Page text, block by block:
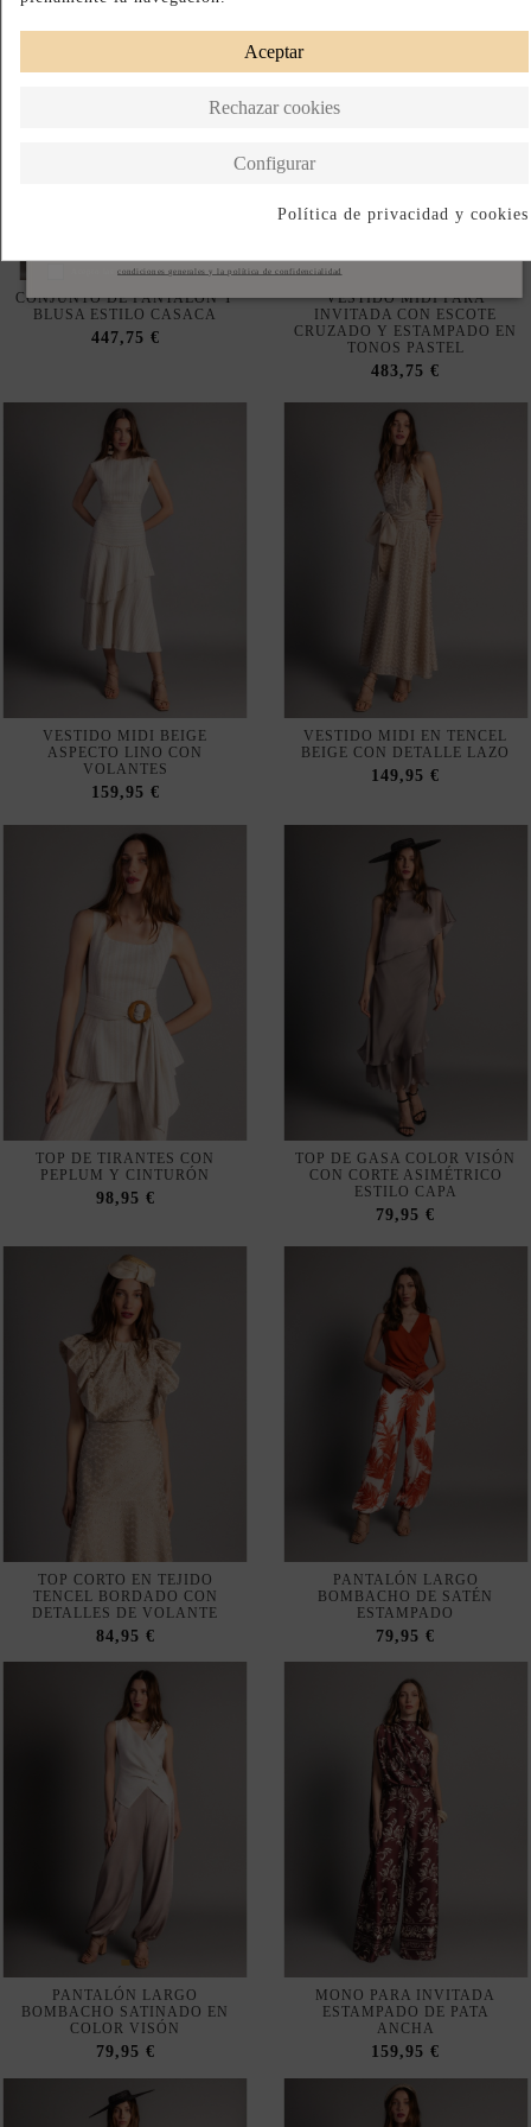
CONJUNTO DE PANTALÓN Y
BLUSA ESTILO CASACA
447,75 €
VESTIDO MIDI PARA
INVITADA CON ESCOTE
CRUZADO Y ESTAMPADO EN
TONOS PASTEL
483,75 €
VESTIDO MIDI BEIGE
ASPECTO LINO CON
VOLANTES
159,95 €
VESTIDO MIDI EN TENCEL
BEIGE CON DETALLE LAZO
149,95 €
TOP DE TIRANTES CON
PEPLUM Y CINTURÓN
98,95 €
TOP DE GASA COLOR VISÓN
CON CORTE ASIMÉTRICO
ESTILO CAPA
79,95 €
TOP CORTO EN TEJIDO
TENCEL BORDADO CON
DETALLES DE VOLANTE
84,95 €
PANTALÓN LARGO
BOMBACHO DE SATÉN
ESTAMPADO
79,95 €
PANTALÓN LARGO
BOMBACHO SATINADO EN
COLOR VISÓN
79,95 €
MONO PARA INVITADA
ESTAMPADO DE PATA
ANCHA
159,95 €
condiciones generales y la política de confidencialidad
Aceptar
Rechazar cookies
Configurar
Política de privacidad y cookies